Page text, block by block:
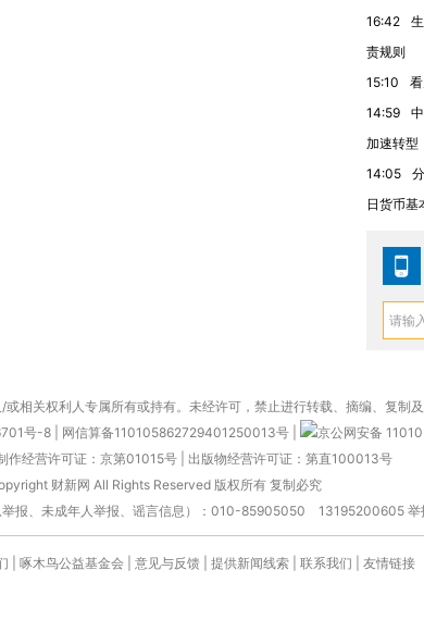
16:42
责规则
15:10
14:59
加速转型
14:05
日货币基
相关权利人专属所有或持有。未经许可，禁止进行转载、摘编、复制及
号-8 网信算备110105862729401250013号
京公网安备
作经营许可证：京第01015号| 出版物经营许可证：第直100013号
财新网 All Rights Reserved 版权所有 复制必究
举报、未成年人举报、谣言信息）：010-85905050 13195200605
啄木鸟公益基金会 意见与反馈 提供新闻线索 联系我们 友情链接